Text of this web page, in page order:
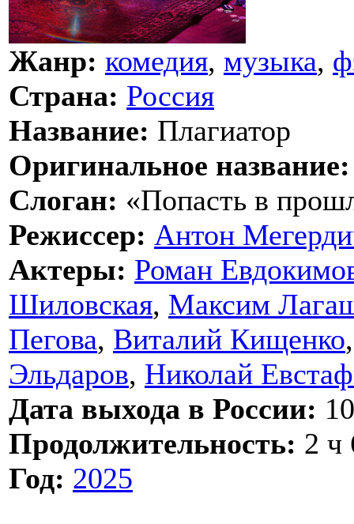
Жанр: комедия, музыка,
Страна: Россия
Название: Плагиатор
Оригинальное название:
Слоган: «Попасть в
Режиссер: Антон
Актеры: Роман
Шиловская, Максим
Пегова, Виталий Кищенко
Эльдаров, Николай
Дата выхода в России:
Продолжительность: 2 ч
Год: 2025